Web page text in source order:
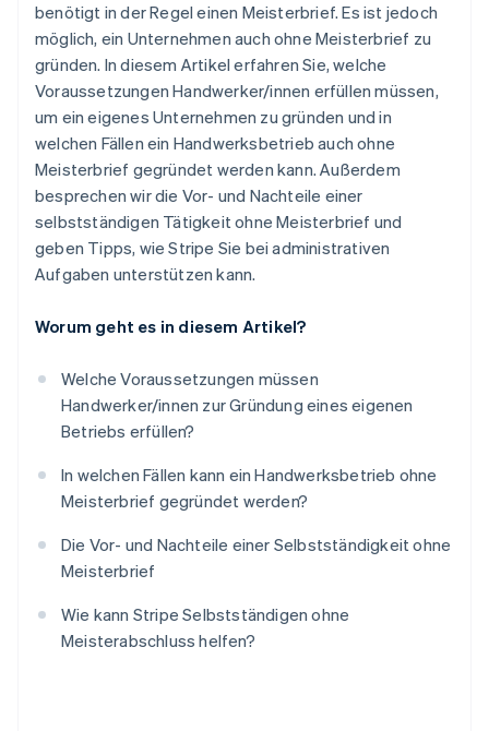
Anerkennung der Berufsqualifikation anderer
Länder
benötigt in der Regel einen Meisterbrief. Es ist jedoch
möglich, ein Unternehmen auch ohne Meisterbrief zu
gründen. In diesem Artikel erfahren Sie, welche
Voraussetzungen Handwerker/innen erfüllen müssen,
um ein eigenes Unternehmen zu gründen und in
welchen Fällen ein Handwerksbetrieb auch ohne
Meisterbrief gegründet werden kann. Außerdem
besprechen wir die Vor- und Nachteile einer
selbstständigen Tätigkeit ohne Meisterbrief und
geben Tipps, wie Stripe Sie bei administrativen
Aufgaben unterstützen kann.
Worum geht es in diesem Artikel?
Welche Voraussetzungen müssen
Handwerker/innen zur Gründung eines eigenen
Betriebs erfüllen?
In welchen Fällen kann ein Handwerksbetrieb ohne
Meisterbrief gegründet werden?
Die Vor- und Nachteile einer Selbstständigkeit ohne
Meisterbrief
Wie kann Stripe Selbstständigen ohne
Meisterabschluss helfen?